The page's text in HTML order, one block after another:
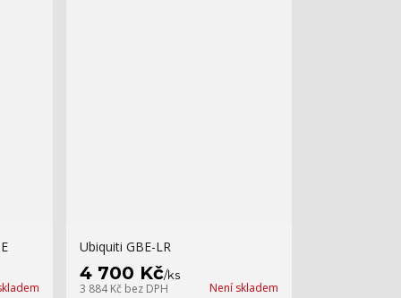
Ubiquiti GBE-LR
4 700 Kč/ks
3 884 Kč bez DPH Není skladem